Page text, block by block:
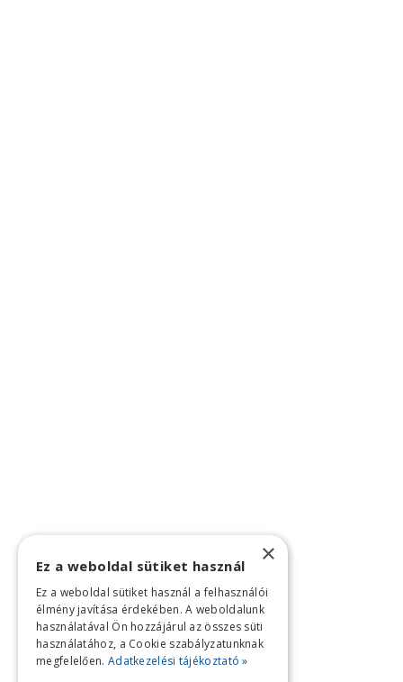
×
Ez a weboldal sütiket használ
Ez a weboldal sütiket használ a felhasználói
élmény javítása érdekében. A weboldalunk
használatával Ön hozzájárul az összes süti
használatához, a Cookie szabályzatunknak
megfelelően. Adatkezelési tájékoztató »